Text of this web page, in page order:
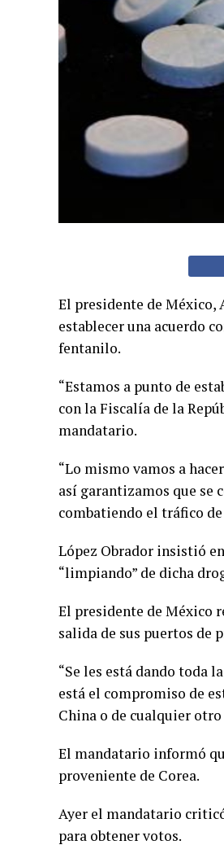
El presidente de México,
establecer una acuerdo
fentanilo.
“Estamos a punto de
con la Fiscalía de la
mandatario.
“Lo mismo vamos a
así garantizamos que se
combatiendo el tráfico
López Obrador insistió
“limpiando” de dicha
El presidente de México
salida de sus puertos de
“Se les está dando toda
está el compromiso de
China o de cualquier
El mandatario informó
proveniente de Corea.
Ayer el mandatario
para obtener votos.